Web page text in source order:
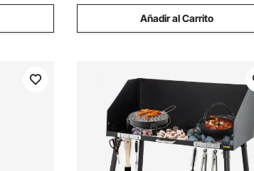
Añadir al Carrito